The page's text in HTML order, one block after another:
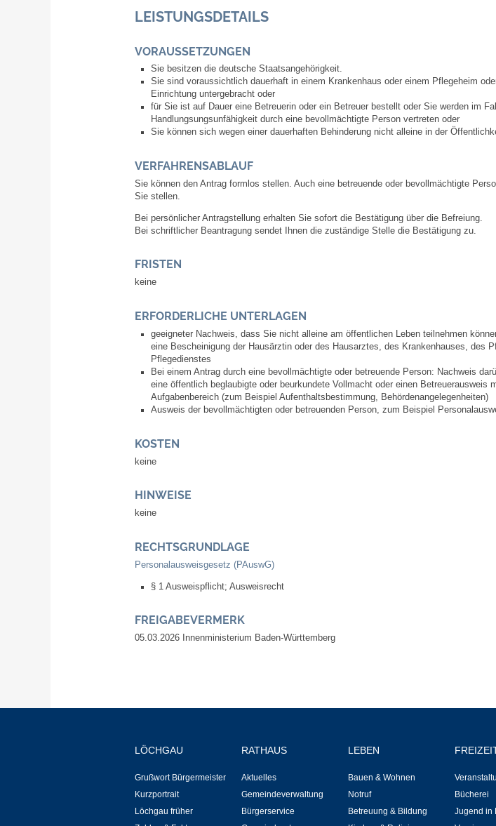
Gemeindeverwaltung
Ortsrecht
Gemeinderat
Sitzungsberichte
Ratsinfo
Kommunale
LEISTUNGSDETAILS
VORAUSSETZUNGEN
Sie besitzen die deutsche Staatsangehörigkeit.
Sie sind voraussichtlich dauerhaft in einem Krankenhaus oder einem Pflegeheim
Einrichtung untergebracht oder
für Sie ist auf Dauer eine Betreuerin oder ein Betreuer bestellt oder Sie werden im
Handlungsungsunfähigkeit durch eine bevollmächtigte Person vertreten oder
Sie können sich wegen einer dauerhaften Behinderung nicht alleine in der
VERFAHRENSABLAUF
Sie können den Antrag formlos stellen. Auch eine betreuende oder bevollmächtigte
Sie stellen.
Bei persönlicher Antragstellung erhalten Sie sofort die Bestätigung über die Befreiung.
Bei schriftlicher Beantragung sendet Ihnen die zuständige Stelle die Bestätigung zu.
FRISTEN
keine
ERFORDERLICHE UNTERLAGEN
geeigneter Nachweis, dass Sie nicht alleine am öffentlichen Leben teilnehmen
eine Bescheinigung der Hausärztin oder des Hausarztes, des Krankenhauses, des
Pflegedienstes
Bei einem Antrag durch eine bevollmächtigte oder betreuende Person: Nachweis
eine öffentlich beglaubigte oder beurkundete Vollmacht oder einen Betreuerausweis
Aufgabenbereich (zum Beispiel Aufenthaltsbestimmung, Behördenangelegenheiten)
Ausweis der bevollmächtigten oder betreuenden Person, zum Beispiel
KOSTEN
keine
HINWEISE
keine
RECHTSGRUNDLAGE
Personalausweisgesetz (PAuswG)
§ 1 Ausweispflicht; Ausweisrecht
FREIGABEVERMERK
05.03.2026 Innenministerium Baden-Württemberg
LÖCHGAU
Grußwort Bürgermeister
Kurzportrait
Löchgau früher
RATHAUS
Aktuelles
Gemeindeverwaltung
Bürgerservice
LEBEN
Bauen & Wohnen
Notruf
Betreuung & Bildung
Bücherei
Jugend in